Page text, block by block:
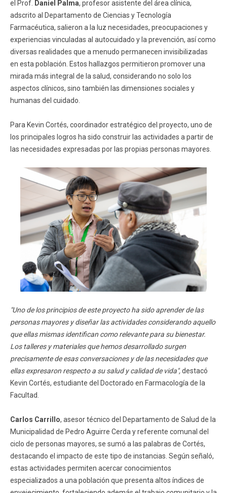
el Prof. Daniel Palma, profesor asistente del área clínica,
adscrito al Departamento de Ciencias y Tecnología
Farmacéutica, salieron a la luz necesidades, preocupaciones y
experiencias vinculadas al autocuidado y la prevención, así como
diversas realidades que a menudo permanecen invisibilizadas
en esta población. Estos hallazgos permitieron promover una
mirada más integral de la salud, considerando no solo los
aspectos clínicos, sino también las dimensiones sociales y
humanas del cuidado.
Para Kevin Cortés, coordinador estratégico del proyecto, uno de
los principales logros ha sido construir las actividades a partir de
las necesidades expresadas por las propias personas mayores.
"Uno de los principios de este proyecto ha sido aprender de las
personas mayores y diseñar las actividades considerando aquello
que ellas mismas identifican como relevante para su bienestar.
Los talleres y materiales que hemos desarrollado surgen
precisamente de esas conversaciones y de las necesidades que
ellas expresaron respecto a su salud y calidad de vida",destacó
Kevin Cortés, estudiante del Doctorado en Farmacología de la
Facultad.
Carlos Carrillo, asesor técnico del Departamento de Salud de la
Municipalidad de Pedro Aguirre Cerda y referente comunal del
ciclo de personas mayores, se sumó a las palabras de Cortés,
destacando el impacto de este tipo de instancias. Según señaló,
estas actividades permiten acercar conocimientos
especializados a una población que presenta altos índices de